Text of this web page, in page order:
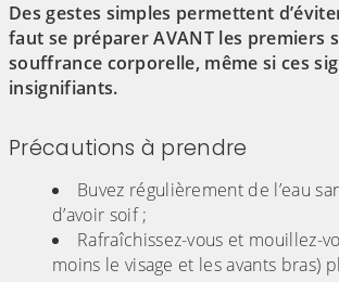
Des gestes simples permettent
faut se préparer AVANT les premiers
souffrance corporelle, même si ces
insignifiants.
Précautions à prendre
Buvez régulièrement de l’eau
d’avoir soif ;
Rafraîchissez-vous et mouillez-
moins le visage et les avants bras)